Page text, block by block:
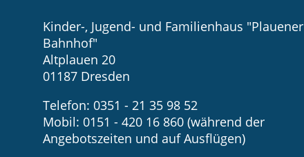
Kinder-, Jugend- und Familienhaus "Plauener
Bahnhof"
Altplauen 20
01187 Dresden
Telefon: 0351 - 21 35 98 52
Mobil: 0151 - 420 16 860 (während der
Angebotszeiten und auf Ausflügen)